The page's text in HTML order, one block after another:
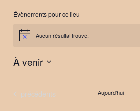
Évènements pour ce lieu
Notice Aucun résultat trouvé.
À venir
Sélectionnez
date.Évènements
précédents Aujourd’hui